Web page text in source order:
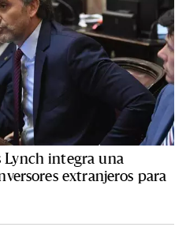
Lynch integra una
extranjeros para